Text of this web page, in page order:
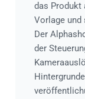
das Produkt
Vorlage und
Der
der